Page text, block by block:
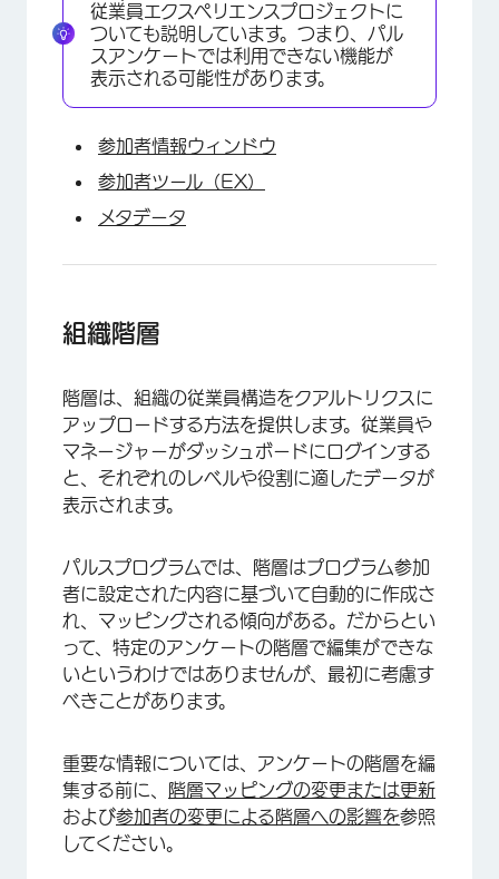
従業員エクスペリエンスプロジェクトに
ついても説明しています。つまり、パル
スアンケートでは利用できない機能が
表示される可能性があります。
参加者情報ウィンドウ
参加者ツール（EX）
メタデータ
組織階層
階層は、組織の従業員構造をクアルトリクスに
アップロードする方法を提供します。従業員や
マネージャーがダッシュボードにログインする
と、それぞれのレベルや役割に適したデータが
表示されます。
パルスプログラムでは、階層はプログラム参加
者に設定された内容に基づいて自動的に作成さ
れ、マッピングされる傾向がある。だからとい
って、特定のアンケートの階層で編集ができな
いというわけではありませんが、最初に考慮す
べきことがあります。
重要な情報については、アンケートの階層を編
集する前に、
階層マッピングの変更または更新
および参加者の変更による階層への影響を参照
してください。